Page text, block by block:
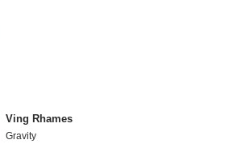
Ving Rhames
Gravity